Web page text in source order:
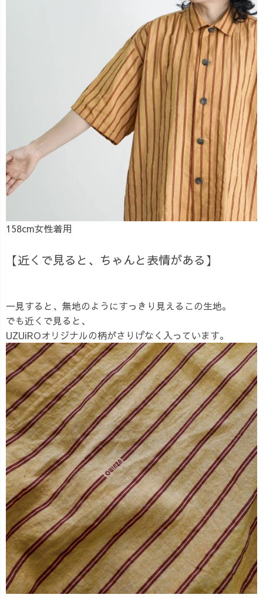
158cm女性着用
【近くで見ると、ちゃんと表情がある】
一見すると、無地のようにすっきり見えるこの生地。
でも近くで見ると、
UZUiROオリジナルの柄がさりげなく入っています。